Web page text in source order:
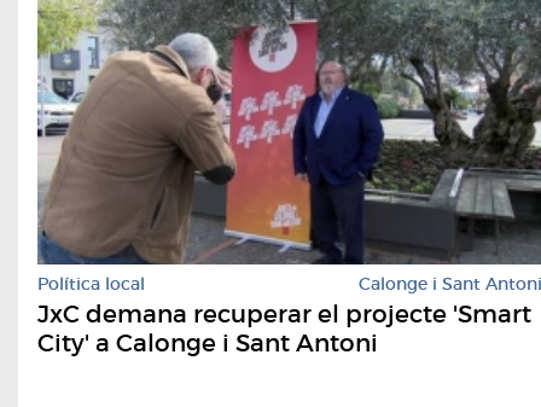
Política local Calonge i Sant Antoni
JxC demana recuperar el projecte 'Smart
City' a Calonge i Sant Antoni